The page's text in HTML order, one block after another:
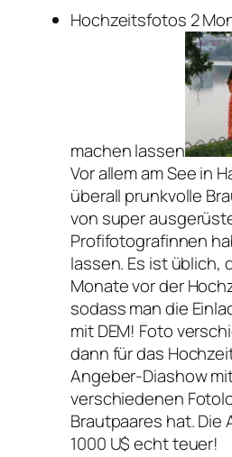
Hochzeitsfotos 2
machen lassen
Vor allem am See in
überall prunkvolle
von super
Profifotografinnen
lassen. Es ist üblich,
Monate vor der
sodass man die
mit DEM! Foto
dann für das
Angeber-Diashow
verschiedenen
Brautpaares hat. Die
1000 U$ echt teuer!